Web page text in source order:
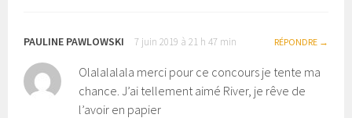
PAULINE PAWLOWSKI 7 juin 2019 à 21 h 47 min RÉPONDRE
Olalalalala merci pour ce concours je tente ma
chance. J’ai tellement aimé River, je rêve de
l’avoir en papier